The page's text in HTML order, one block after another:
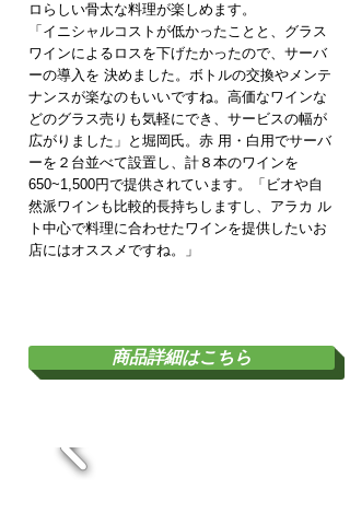
ロらしい骨太な料理が楽しめます。
「イニシャルコストが低かったことと、グラス
ワインによるロスを下げたかったので、サーバ
ーの導入を 決めました。ボトルの交換やメンテ
ナンスが楽なのもいいですね。高価なワインな
どのグラス売りも気軽にでき、サービスの幅が
広がりました」と堀岡氏。赤 用・白用でサーバ
ーを２台並べて設置し、計８本のワインを
650~1,500円で提供されています。「ビオや自
然派ワインも比較的長持ちしますし、アラカ ル
ト中心で料理に合わせたワインを提供したいお
店にはオススメですね。」
商品詳細はこちら